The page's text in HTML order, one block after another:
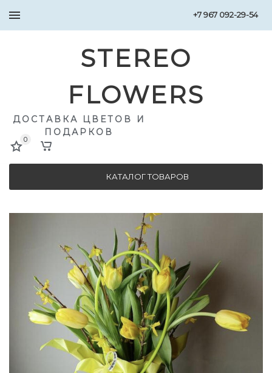
+7 967 092-29-54
STEREO
FLOWERS
ДОСТАВКА ЦВЕТОВ И
ПОДАРКОВ
0
КАТАЛОГ ТОВАРОВ